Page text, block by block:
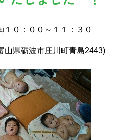
１０：００～１１：３０
山県砺波市庄川町青島2443)